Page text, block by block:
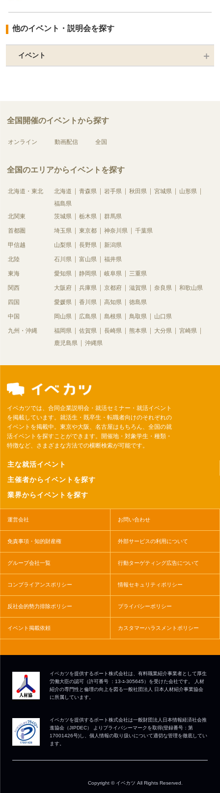
他のイベント・説明会を探す
イベント
全国開催のイベントから探す
オンライン 動画配信 全国
全国のエリアからイベントを探す
北海道・東北 北海道 青森県 岩手県 秋田県 宮城県
山形県
福島県
北関東
茨城県 栃木県 群馬県
首都圏 埼玉県 東京都 神奈川県 千葉県
甲信越 山梨県 長野県 新潟県
北陸 石川県 富山県 福井県
東海 愛知県 静岡県 岐阜県 三重県
関西 大阪府 兵庫県 京都府 滋賀県 奈良県 和歌山県
四国 愛媛県 香川県 高知県 徳島県
中国 岡山県 広島県 島根県 鳥取県 山口県
九州・沖縄 福岡県 佐賀県 長崎県 熊本県 大分県
宮崎県
鹿児島県
沖縄県
イベカツでは、合同企業説明会・就活セミナー・就活イベント
を掲載しています。就活生・既卒生・転職者向けのそれぞれの
イベントを掲載中。東京や大阪、名古屋はもちろん、全国の就
活イベントを探すことができます。開催地・対象学生・種類・
特徴など、さまざまな方法での横断検索が可能です。
主な就活イベント
主催者からイベントを探す
業界からイベントを探す
運営会社 お問い合わせ
免責事項・知的財産権 外部サービスの利用について
グループ会社一覧 行動ターゲティング広告について
コンプライアンスポリシー 情報セキュリティポリシー
反社会的勢力排除ポリシー プライバシーポリシー
イベント掲載依頼 カスタマーハラスメントポリシー